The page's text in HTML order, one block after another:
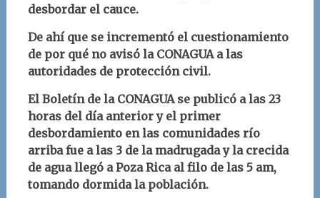
desbordar el cauce.
De ahí que se incrementó el cuestionamiento
de por qué no avisó la CONAGUA a las
autoridades de protección civil.
El Boletín de la CONAGUA se publicó a las 23
horas del día anterior y el primer
desbordamiento en las comunidades río
arriba fue a las 3 de la madrugada y la crecida
de agua llegó a Poza Rica al filo de las 5 am,
tomando dormida la población.